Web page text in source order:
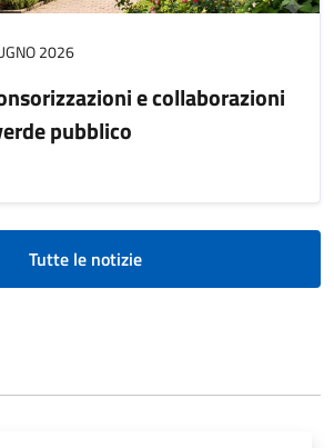
2026
e collaborazioni
pubblico
Tutte le notizie